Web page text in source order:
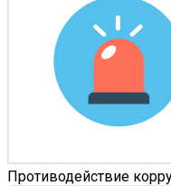
Противодействие